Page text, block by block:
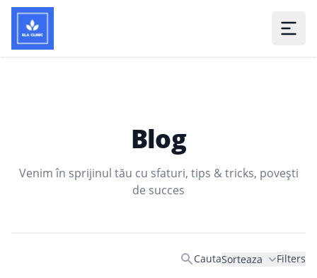
Blog
Venim în sprijinul tău cu sfaturi, tips & tricks, povești
de succes
CautaSorteaza Filters